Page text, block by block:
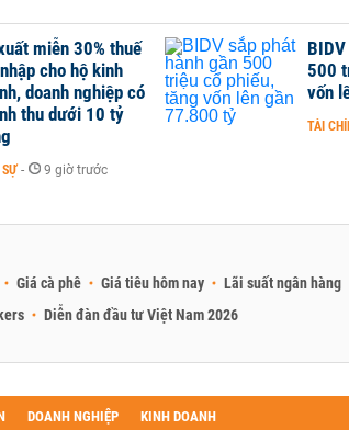
miễn 30% thuế
cho hộ kinh
doanh nghiệp có
thu dưới 10 tỷ
- 9 giờ trước
500
vốn
TÀI
Giá cà phê Giá tiêu hôm nay Lãi suất ngân hàng
Diễn đàn đầu tư Việt Nam 2026
DOANH NGHIỆP KINH DOANH